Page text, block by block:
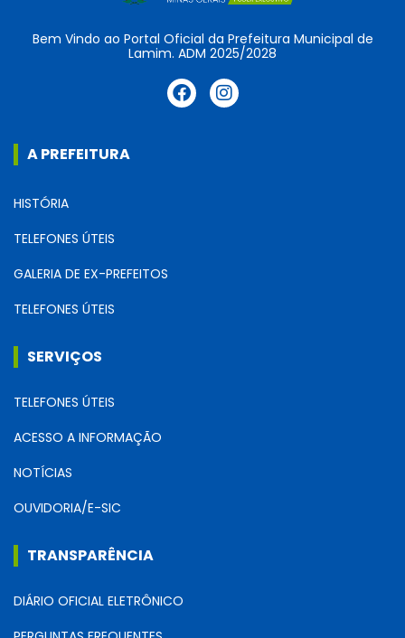
Bem Vindo ao Portal Oficial da Prefeitura Municipal de
Lamim. ADM 2025/2028
A PREFEITURA
HISTÓRIA
TELEFONES ÚTEIS
GALERIA DE EX-PREFEITOS
TELEFONES ÚTEIS
SERVIÇOS
TELEFONES ÚTEIS
ACESSO A INFORMAÇÃO
NOTÍCIAS
OUVIDORIA/E-SIC
TRANSPARÊNCIA
DIÁRIO OFICIAL ELETRÔNICO